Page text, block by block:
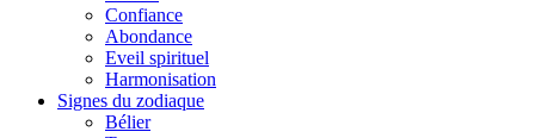
Confiance
Abondance
Eveil spirituel
Harmonisation
Signes du zodiaque
Bélier